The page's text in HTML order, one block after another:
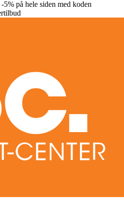
på hele siden med koden